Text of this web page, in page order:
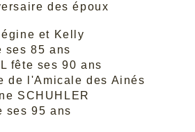
des époux
et Kelly
ses 85 ans
fête ses 90 ans
de l'Amicale des Ainés
SCHUHLER
ses 95 ans